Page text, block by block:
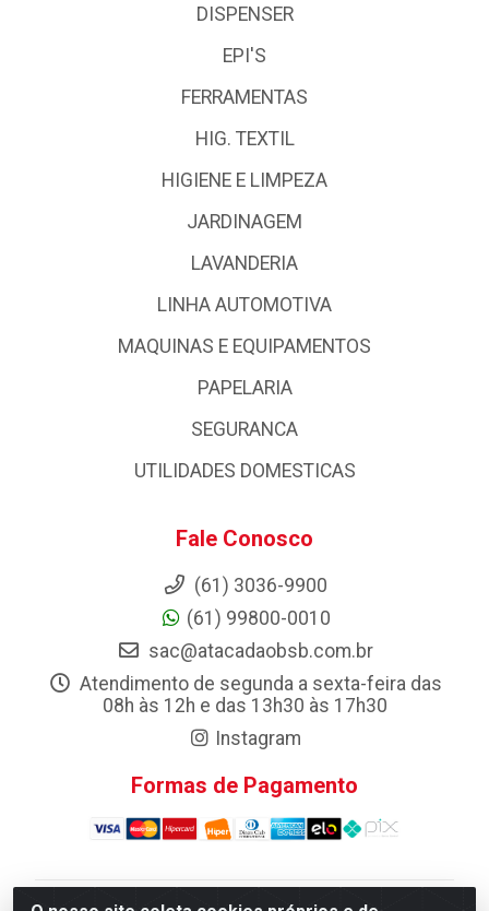
DISPENSER
EPI'S
FERRAMENTAS
HIG. TEXTIL
HIGIENE E LIMPEZA
JARDINAGEM
LAVANDERIA
LINHA AUTOMOTIVA
MAQUINAS E EQUIPAMENTOS
PAPELARIA
SEGURANCA
UTILIDADES DOMESTICAS
Fale Conosco
(61) 3036-9900
(61) 99800-0010
sac@atacadaobsb.com.br
Atendimento de segunda a sexta-feira das
08h às 12h e das 13h30 às 17h30
Instagram
Formas de Pagamento